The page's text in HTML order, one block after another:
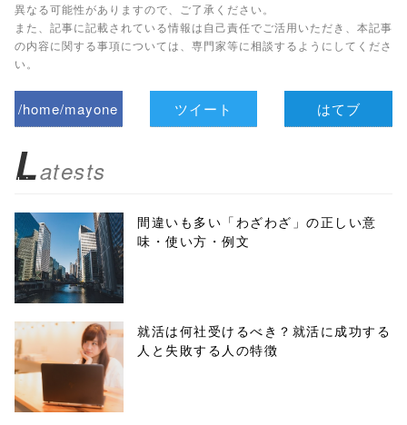
異なる可能性がありますので、ご了承ください。
また、記事に記載されている情報は自己責任でご活用いただき、本記事
の内容に関する事項については、専門家等に相談するようにしてくださ
い。
/home/mayone
biz.jp/public_ht
ml/wp-
content/themes
/tapbiz_theme/
parts/sns-
buttons.php on
line10
ツイート はてブ
Latests
間違いも多い「わざわざ」の正しい意
味・使い方・例文
就活は何社受けるべき？就活に成功する
人と失敗する人の特徴